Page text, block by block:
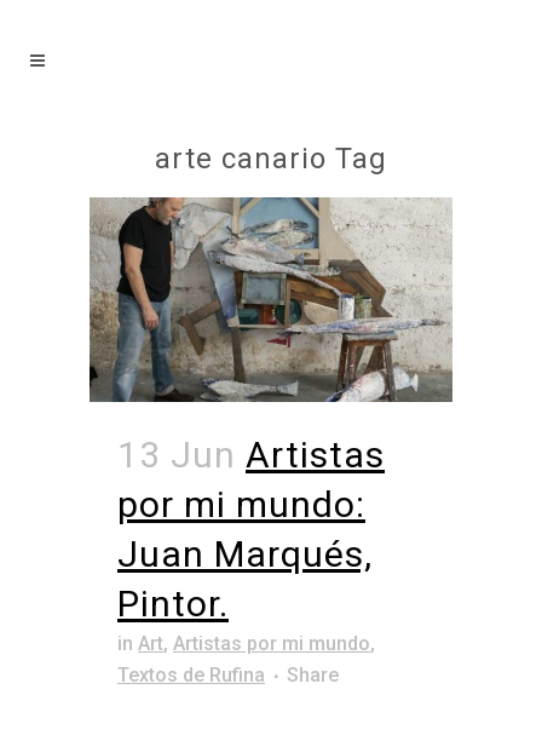
arte canario Tag
13 Jun Artistas
por mi mundo:
Juan Marqués,
Pintor.
in Art, Artistas por mi mundo,
Textos de Rufina
Share